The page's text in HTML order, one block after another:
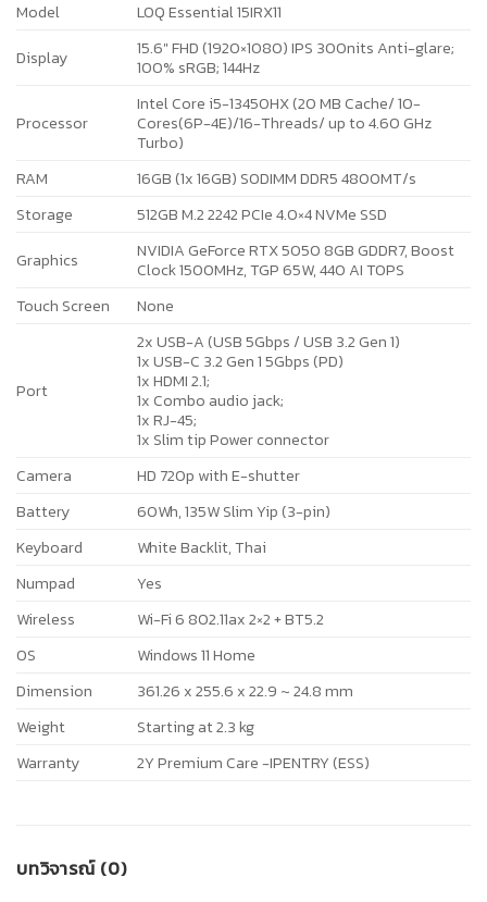
Model
LOQ Essential 15IRX11
Display
15.6″ FHD (1920×1080) IPS 300nits Anti-glare;
100% sRGB; 144Hz
Processor
Intel Core i5-13450HX (20 MB Cache/ 10-
Cores(6P-4E)/16-Threads/ up to 4.60 GHz
Turbo)
RAM
16GB (1x 16GB) SODIMM DDR5 4800MT/s
Storage
512GB M.2 2242 PCIe 4.0×4 NVMe SSD
Graphics
NVIDIA GeForce RTX 5050 8GB GDDR7, Boost
Clock 1500MHz, TGP 65W, 440 AI TOPS
Touch Screen
None
Port
2x USB-A (USB 5Gbps / USB 3.2 Gen 1)
1x USB-C 3.2 Gen 1 5Gbps (PD)
1x HDMI 2.1;
1x Combo audio jack;
1x RJ-45;
1x Slim tip Power connector
Camera
HD 720p with E-shutter
Battery
60Wh, 135W Slim Yip (3-pin)
Keyboard
White Backlit, Thai
Numpad
Yes
Wireless
Wi-Fi 6 802.11ax 2×2 + BT5.2
OS
Windows 11 Home
Dimension
361.26 x 255.6 x 22.9 ~ 24.8 mm
Weight
Starting at 2.3 kg
Warranty
2Y Premium Care -IPENTRY (ESS)
บทวิจารณ์ (0)